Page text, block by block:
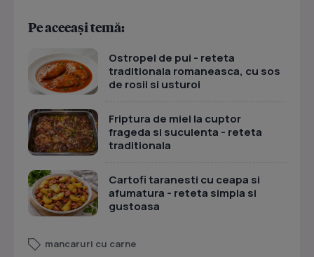
Pe aceeași temă:
Ostropel de pui - reteta
traditionala romaneasca, cu sos
de rosii si usturoi
Friptura de miel la cuptor
frageda si suculenta - reteta
traditionala
Cartofi taranesti cu ceapa si
afumatura - reteta simpla si
gustoasa
mancaruri cu carne